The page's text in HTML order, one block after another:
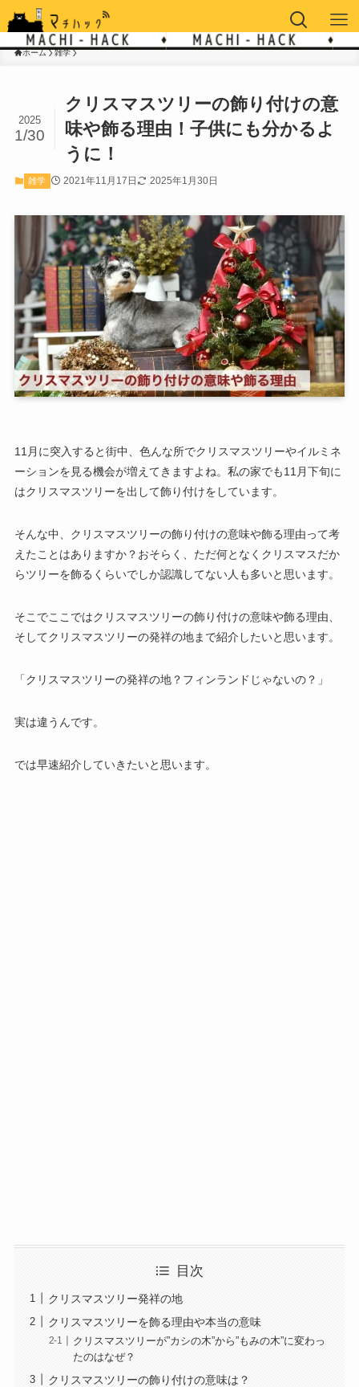
ホーム 雑学
クリスマスツリーの飾り付けの意
味や飾る理由！子供にも分かるよ
うに！
2025
1/30
雑学 2021年11月17日 2025年1月30日
11月に突入すると街中、色んな所でクリスマスツリーやイルミネ
ーションを見る機会が増えてきますよね。私の家でも11月下旬に
はクリスマスツリーを出して飾り付けをしています。
そんな中、クリスマスツリーの飾り付けの意味や飾る理由って考
えたことはありますか？おそらく、ただ何となくクリスマスだか
らツリーを飾るくらいでしか認識してない人も多いと思います。
そこでここではクリスマスツリーの飾り付けの意味や飾る理由、
そしてクリスマスツリーの発祥の地まで紹介したいと思います。
「クリスマスツリーの発祥の地？フィンランドじゃないの？」
実は違うんです。
では早速紹介していきたいと思います。
目次
クリスマスツリー発祥の地
クリスマスツリーを飾る理由や本当の意味
クリスマスツリーが”カシの木”から”もみの木”に変わっ
たのはなぜ？
クリスマスツリーの飾り付けの意味は？